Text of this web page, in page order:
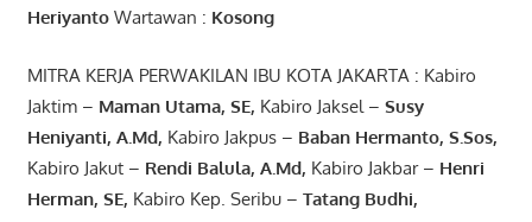
Heriyanto Wartawan : Kosong
MITRA KERJA PERWAKILAN IBU KOTA JAKARTA : Kabiro
Jaktim – Maman Utama, SE, Kabiro Jaksel – Susy
Heniyanti, A.Md, Kabiro Jakpus – Baban Hermanto, S.Sos,
Kabiro Jakut – Rendi Balula, A.Md, Kabiro Jakbar – Henri
Herman, SE, Kabiro Kep. Seribu – Tatang Budhi,